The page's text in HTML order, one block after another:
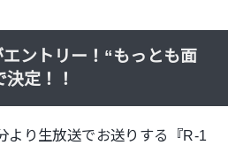
ントリー！“もっとも面
定！！
より生放送でお送りする『R-1